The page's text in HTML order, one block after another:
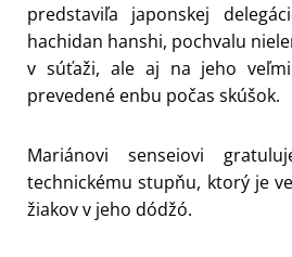
predstaviľa japonskej
hachidan hanshi, pochvalu
v súťaži, ale aj na jeho
prevedené enbu počas skúšok.
Mariánovi senseiovi
technickému stupňu, ktorý je
žiakov v jeho dódžó.